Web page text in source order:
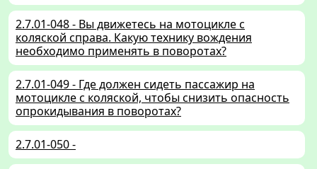
2.7.01-048 - Вы движетесь на мотоцикле с
коляской справа. Какую технику вождения
необходимо применять в поворотах?
2.7.01-049 - Где должен сидеть пассажир на
мотоцикле с коляской, чтобы снизить опасность
опрокидывания в поворотах?
2.7.01-050 -